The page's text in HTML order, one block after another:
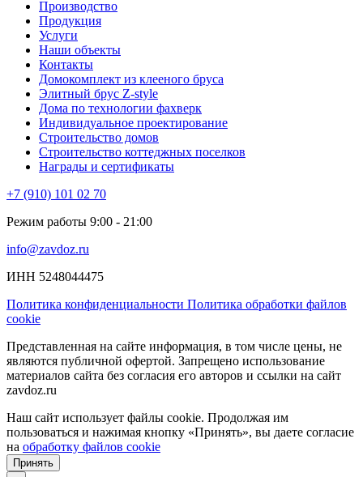
Производство
Продукция
Услуги
Наши объекты
Контакты
Домокомплект из клееного бруса
Элитный брус Z-style
Дома по технологии фахверк
Индивидуальное проектирование
Строительство домов
Строительство коттеджных поселков
Награды и сертификаты
+7 (910) 101 02 70
Режим работы 9:00 - 21:00
info@zavdoz.ru
ИНН 5248044475
Политика конфиденциальности Политика обработки файлов
cookie
Представленная на сайте информация, в том числе цены, не
являются публичной офертой. Запрещено использование
материалов сайта без согласия его авторов и ссылки на сайт
zavdoz.ru
Наш сайт использует файлы cookie. Продолжая им
пользоваться и нажимая кнопку «Принять», вы даете согласие
на обработку файлов cookie
Принять